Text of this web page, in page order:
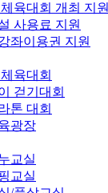
육대회 개최 지원
사용료 지원
좌이용권 지원
육대회
걷기대회
톤 대회
광장
교실
교실